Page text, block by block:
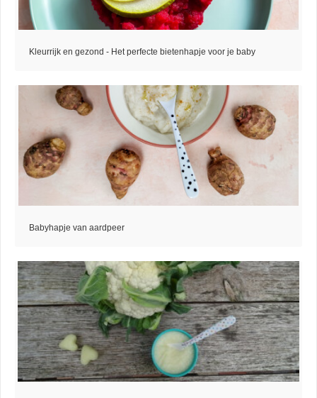
Kleurrijk en gezond - Het perfecte bietenhapje voor je baby
Babyhapje van aardpeer